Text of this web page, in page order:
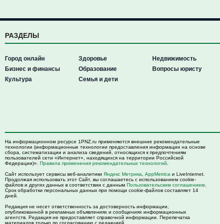
РАЗДЕЛЫ
Город онлайн
Бизнес и финансы
Культура
Здоровье
Образование
Семья и дети
Недвижимость
Вопросы юристу
На информационном ресурсе 1PNZ.ru применяются внешние рекомендательные
технологии (информационные технологии предоставления информации на основе
сбора, систематизации и анализа сведений, относящихся к предпочтениям
пользователей сети «Интернет», находящихся на территории Российской
Федерации)». Правила применения рекомендательных технологий
Сайт использует сервисы веб-аналитики Яндекс Метрика AppMetrica и LiveInternet.
Продолжая использовать этот Сайт, вы соглашаетесь с использованием cookie-
файлов и других данных в соответствии с данным Пользовательским соглашением
Срок обработки персональных данных при помощи cookie-файлов составляет 14
дней.
Редакция не несет ответственность за достоверность информации,
опубликованной в рекламных объявлениях и сообщениях информационных
агентств. Редакция не предоставляет справочной информации. Перепечатка
материалов только по согласованию с редакцией.